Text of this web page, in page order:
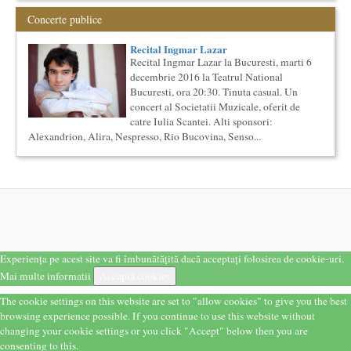
semestre),...
Masterclass vocal cu Lucas Meachem, editia a II-a (2018)
Lucas Meachem, marele bariton american, revenit in Romania
pentru a lua parte la editia a III-a a concertului The
Metropolita...
Saptamana Romano-Britanica 2017
Masterclass de traducere literara stilizata de scriitori
englezi
Saptamana romano-britanica: 8-13 mai 2017 Sase scriitori
britanici stilizeaza traduceri din proza contemporana
romaneasca ...
Societatea Muzicala organizeaza un curs de arta universala:
Catalogul spatiilor in care se pot desfasura evenimente
culturale
Proiect lansat de catre Societatea Muzicala, conceput initial
pentru catalogarea spatiilor (interioare) din Bucuresti in care...
Cursul de Sociologie
Societatea Muzicala organizeaza un curs de Sociologie, in
parteneriat cu Facultatea de Sociologie si Asistenta Sociala a
Concerte publice
Recital Ingmar Lazar
Recital Ingmar Lazar la Bucuresti, marti 6
decembrie 2016 la Teatrul National
Bucuresti, ora 20:30. Tinuta casual. Un
concert al Societatii Muzicale, oferit de
catre Iulia Scantei. Alti sponsori:
Alexandrion, Alira, Nespresso, Rio Bucovina, Senso...
Experiența pe acest site va fi îmbunătățită dacă acceptați folosirea de cookie-uri.
Mai multe informatii
The cookie settings on this website are set to "allow cookies" to give you the best
browsing experience possible. If you continue to use this website without
changing your cookie settings or you click "Accept" below then you are
consenting to this.